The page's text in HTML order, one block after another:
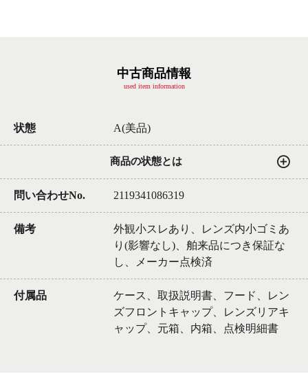
中古商品情報
used item information
状態 A(美品)
商品の状態とは
問い合わせNo. 2119341086319
備考
外観小スレあり、レンズ内小ゴミあ
り(影響なし)、舶来品につき保証な
し、メーカー点検済
付属品
ケース、取扱説明書、フード、レン
ズフロントキャップ、レンズリアキ
ャップ、元箱、内箱、点検明細書